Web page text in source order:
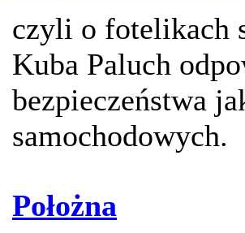
czyli o fotelikach
Kuba Paluch
bezpieczeństwa
samochodowych.
Położna